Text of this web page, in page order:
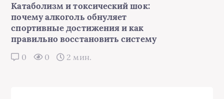
Катаболизм и токсический шок:
почему алкоголь обнуляет
спортивные достижения и как
правильно восстановить систему
0 0 2 мин.